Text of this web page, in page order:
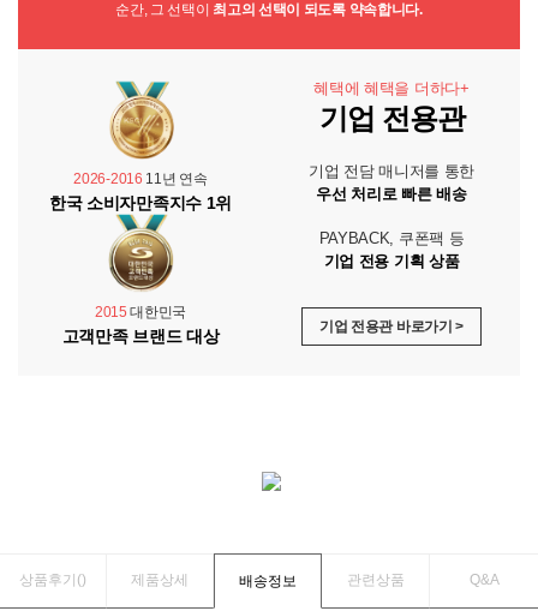
순간, 그 선택이 최고의 선택이 되도록 약속합니다.
2026-2016 11년 연속
한국 소비자만족지수 1위
2015 대한민국
고객만족 브랜드 대상
혜택에 혜택을 더하다+
기업 전용관
기업 전담 매니저를 통한
우선 처리로 빠른 배송
PAYBACK, 쿠폰팩 등
기업 전용 기획 상품
기업 전용관 바로가기 >
상품후기() 제품상세 배송정보 관련상품 Q&A